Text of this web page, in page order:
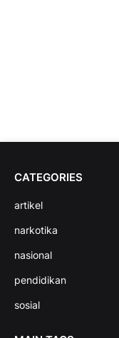
CATEGORIES
artikel
narkotika
nasional
pendidikan
sosial